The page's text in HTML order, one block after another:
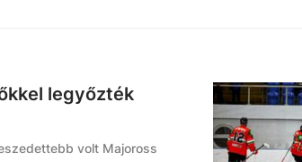
legyőzték
volt Majoross